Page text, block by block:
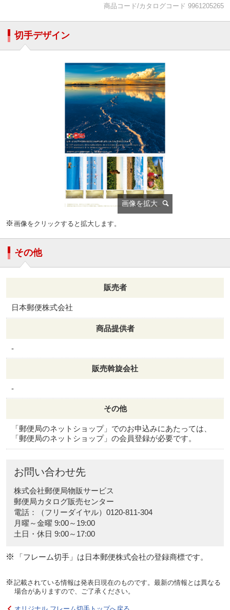
商品コード/カタログコード 9961205265
切手デザイン
画像をクリックすると拡大します。
その他
販売者
日本郵便株式会社
商品提供者
-
販売斡旋会社
-
その他
「郵便局のネットショップ」でのお申込みにあたっては、
「郵便局のネットショップ」の会員登録が必要です。
お問い合わせ先
株式会社郵便局物販サービス
郵便局カタログ販売センター
電話：（フリーダイヤル）0120-811-304
月曜～金曜 9:00～19:00
土日・休日 9:00～17:00
「フレーム切手」は日本郵便株式会社の登録商標です。
記載されている情報は発表日現在のものです。最新の情報とは異なる
場合がありますので、ご了承ください。